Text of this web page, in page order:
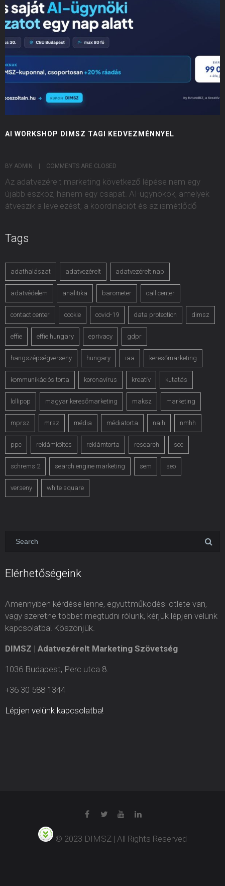
AI WORKSHOP DIMSZ TAGI KEDVEZMÉNNYEL
BY ADMIN    | COMMENTS ARE CLOSED
Az adatvezérelt marketing következő lépése nem egy
újabb eszköz, hanem egy csapat. AI-ügynökök, amelyek
átveszik a levelezést, a koordinációt és az ismétlődő
Tags
adathalászat adatvezérelt adatvezérelt nap
adatvédelem analitika barometer call center
contact center cookie covid-19 data protection dimsz
effie effie hungary eprivacy gdpr
hangszépségverseny hungary iaa keresőmarketing
kommunikációs torta koronavírus kreatív kutatás
lollipop magyar keresőmarketing maksz marketing
mprsz mrsz média médiatorta naih nmhh
ppc reklámköltés reklámtorta research scc
schrems 2 search engine marketing sem seo
verseny white square
Elérhetőségeink
Amennyiben kérdése lenne, együttműködési ötlete van,
vagy szeretne többet megtudni rólunk, kérjük lépjen velünk
kapcsolatba! Köszönjük.
DIMSZ | Adatvezérelt Marketing Szövetség
1036 Budapest, Perc utca 8.
+36 30 588 1344
Lépjen velünk kapcsolatba!
© 2023 DIMSZ | All Rights Reserved